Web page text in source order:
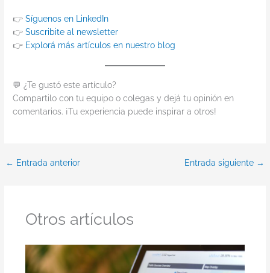
👉Síguenos en LinkedIn
👉Suscribite al newsletter
👉 Explorá más artículos en nuestro blog
💬 ¿Te gustó este artículo?
Compartilo con tu equipo o colegas y dejá tu opinión en
comentarios. ¡Tu experiencia puede inspirar a otros!
← Entrada anterior Entrada siguiente →
Otros artículos